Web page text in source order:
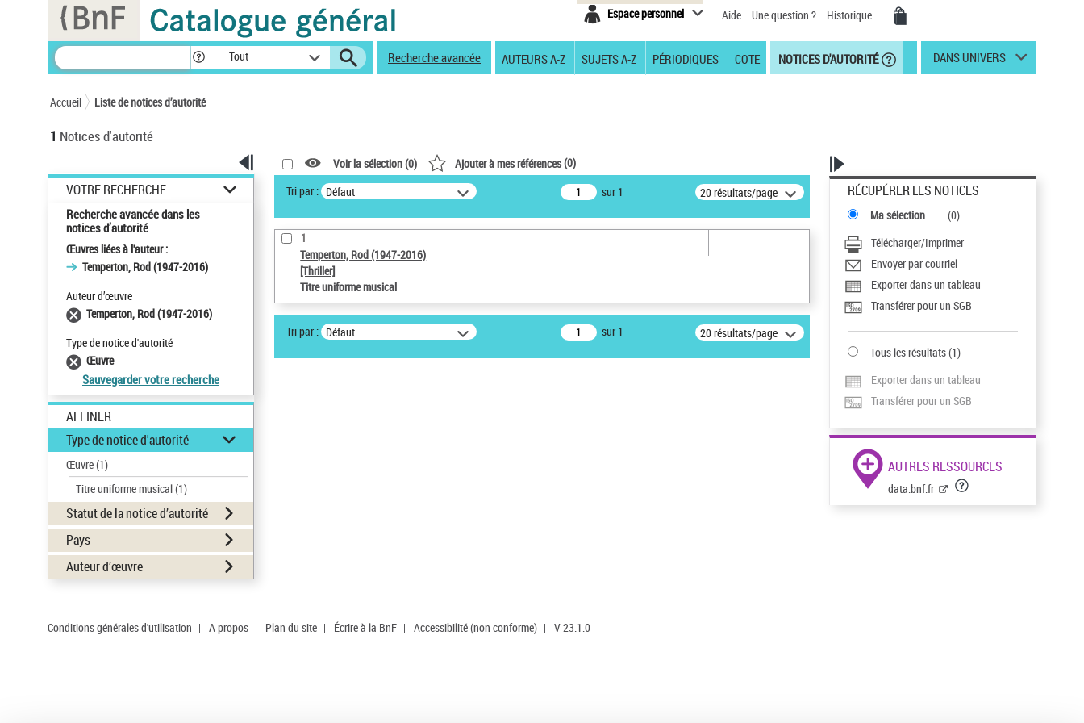
Espace personnel Aide Une question ? Historique
Tout Recherche avancée AUTEURS A-Z SUJETS A-Z PÉRIODIQUES COTE NOTICES D'AUTORITÉ DANS UNIVERS
Accueil Liste de notices d’autorité
1 Notices d'autorité
VOTRE RECHERCHE
Recherche avancée dans les
notices d’autorité
Œuvres liées à l'auteur :
Temperton, Rod (1947-2016)
Auteur d’œuvre
Temperton, Rod (1947-2016)
Type de notice d'autorité
Œuvre
Sauvegarder votre recherche
AFFINER
Type de notice d'autorité
Œuvre(1)
Titre uniforme musical(1)
Statut de la notice d’autorité
Pays
Auteur d’œuvre
Voir la sélection (0) Ajouter à mes références(0)
Tri par : Défaut sur 1 20 résultats/page
1
Temperton, Rod (1947-2016)
[Thriller]
Titre uniforme musical
Tri par : Défaut sur 1 20 résultats/page
RÉCUPÉRER LES NOTICES
Ma sélection (0)
Télécharger/Imprimer
Envoyer par courriel
Exporter dans un tableau
Transférer pour un SGB
Tous les résultats(1)
Exporter dans un tableau
Transférer pour un SGB
AUTRES RESSOURCES
data.bnf.fr
Conditions générales d'utilisation | A propos | Plan du site | Écrire à la BnF | Accessibilité (non conforme) | V 23.1.0
Panneau de gestion des cookies